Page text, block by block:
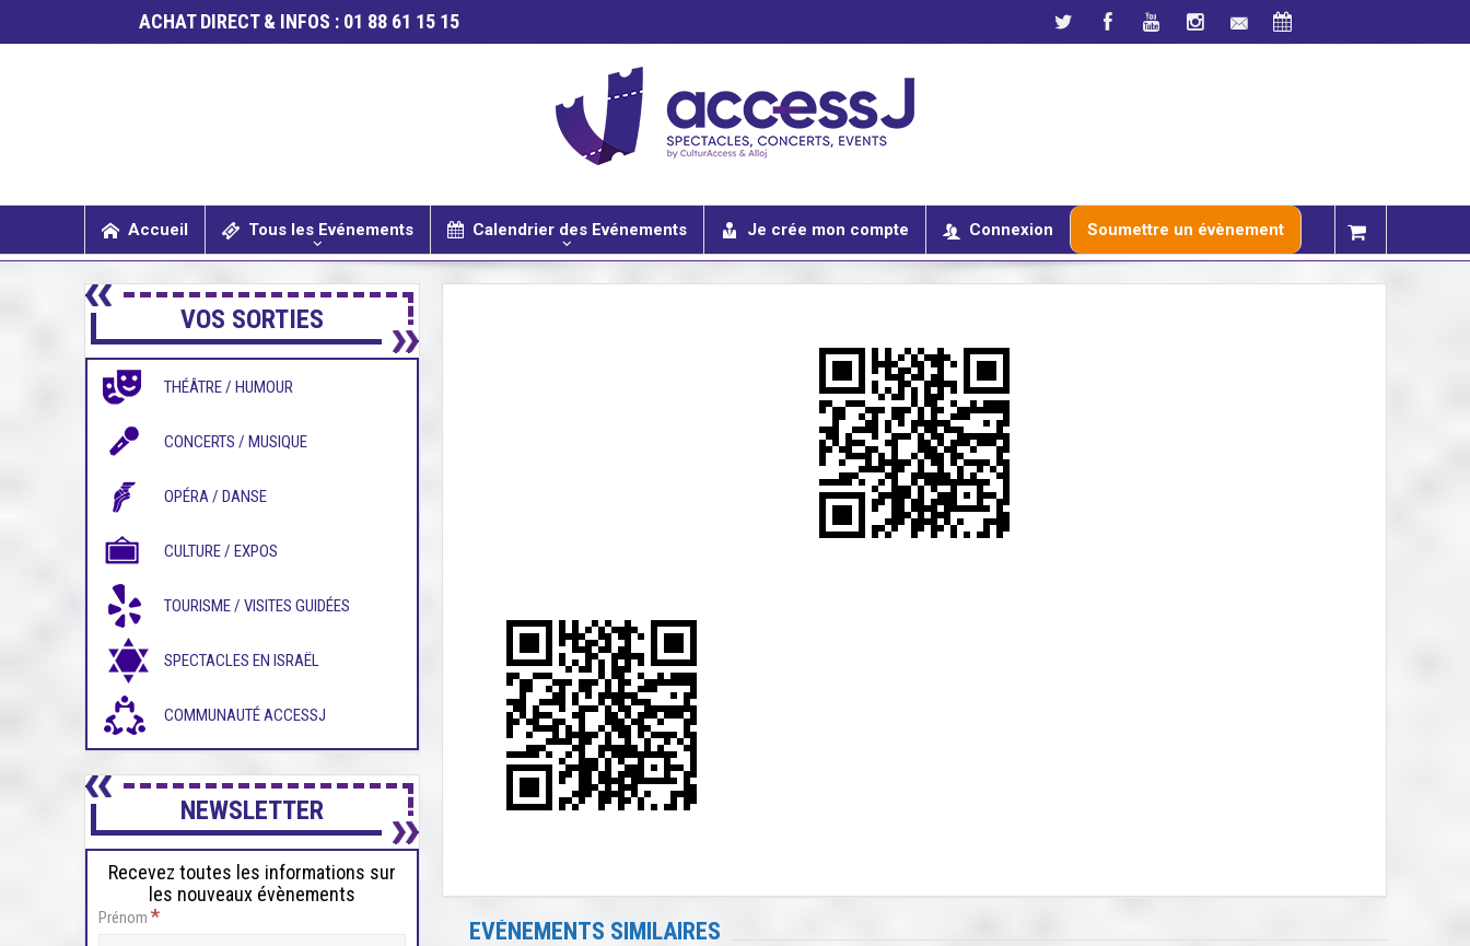
ACHAT DIRECT & INFOS : 01 88 61 15 15
Accueil Tous les Evénements Calendrier des Evénements Je crée mon compte Connexion Soumettre un évènement
EVÉNEMENTS SIMILAIRES
VOS SORTIES
THÉÂTRE / HUMOUR
CONCERTS / MUSIQUE
OPÉRA / DANSE
CULTURE / EXPOS
TOURISME / VISITES GUIDÉES
SPECTACLES EN ISRAËL
COMMUNAUTÉ ACCESSJ
NEWSLETTER
Recevez toutes les informations sur
les nouveaux évènements
Prénom *